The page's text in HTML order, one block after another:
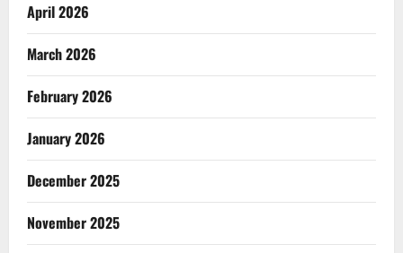
April 2026
March 2026
February 2026
January 2026
December 2025
November 2025